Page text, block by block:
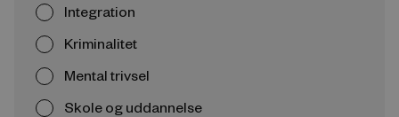
Integration
Kriminalitet
Mental trivsel
Skole og uddannelse